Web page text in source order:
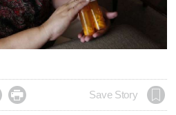
 Save Story